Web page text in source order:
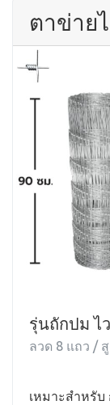
ตาข่าย
รุ่นถักปม ไ
ลวด 8 แถว /
เหมาะสำหรั